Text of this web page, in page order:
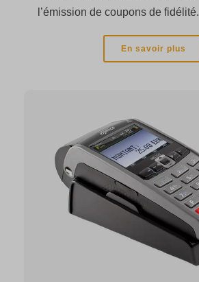
l’émission de coupons de fidélité.
En savoir plus